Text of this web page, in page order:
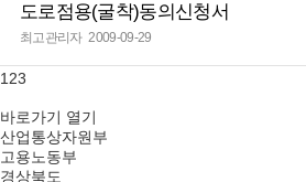
도로점용(굴착)동의신청서
최고관리자 2009-09-29
1 23
바로가기 열기
산업통상자원부
고용노동부
경상북도